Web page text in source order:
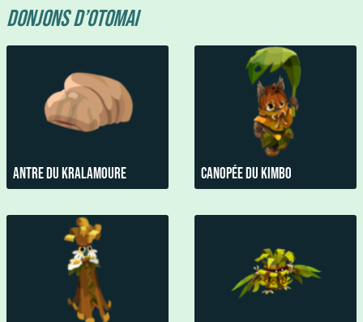
Donjons d’Otomai
Antre du Kralamoure Canopée du kimbo